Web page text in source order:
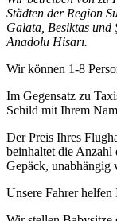
Städten der Region
Galata, Besiktas
Anadolu Hisarı.
Wir können 1-8
Im Gegensatz zu
Schild mit Ihrem
Der Preis Ihres
beinhaltet die Anzahl
Gepäck, unabhängig
Unsere Fahrer